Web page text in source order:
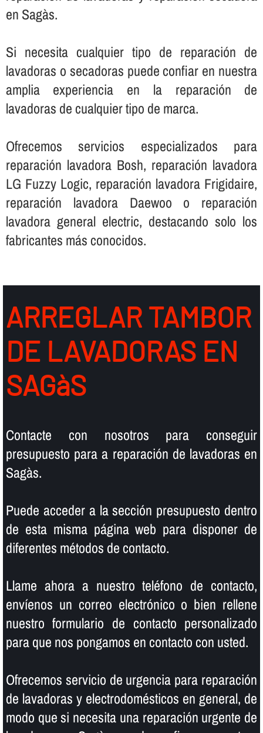
en Sagàs.
Si necesita cualquier tipo de reparación de
lavadoras o secadoras puede confiar en nuestra
amplia experiencia en la reparación de
lavadoras de cualquier tipo de marca.
Ofrecemos servicios especializados para
reparación lavadora Bosh, reparación lavadora
LG Fuzzy Logic, reparación lavadora Frigidaire,
reparación lavadora Daewoo o reparación
lavadora general electric, destacando solo los
fabricantes más conocidos.
ARREGLAR TAMBOR
DE LAVADORAS EN
SAGàS
Contacte con nosotros para conseguir
presupuesto para a reparación de lavadoras en
Sagàs.
Puede acceder a la sección presupuesto dentro
de esta misma página web para disponer de
diferentes métodos de contacto.
Llame ahora a nuestro teléfono de contacto,
enví­enos un correo electrónico o bien rellene
nuestro formulario de contacto personalizado
para que nos pongamos en contacto con usted.
Ofrecemos servicio de urgencia para reparación
de lavadoras y electrodomésticos en general, de
modo que si necesita una reparación urgente de